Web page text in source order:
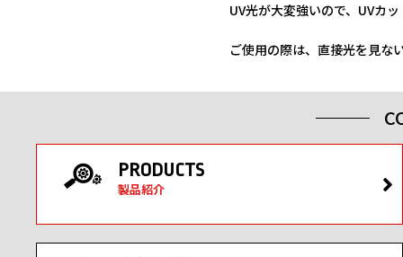
UV光が大変強いので、UVカ
ご使用の際は、直接光を見な
PRODUCTS
製品紹介